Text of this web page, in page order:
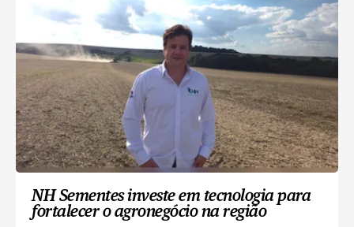
NH Sementes investe em tecnologia para
fortalecer o agronegócio na região